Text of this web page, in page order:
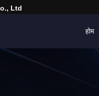
Ltd
होम